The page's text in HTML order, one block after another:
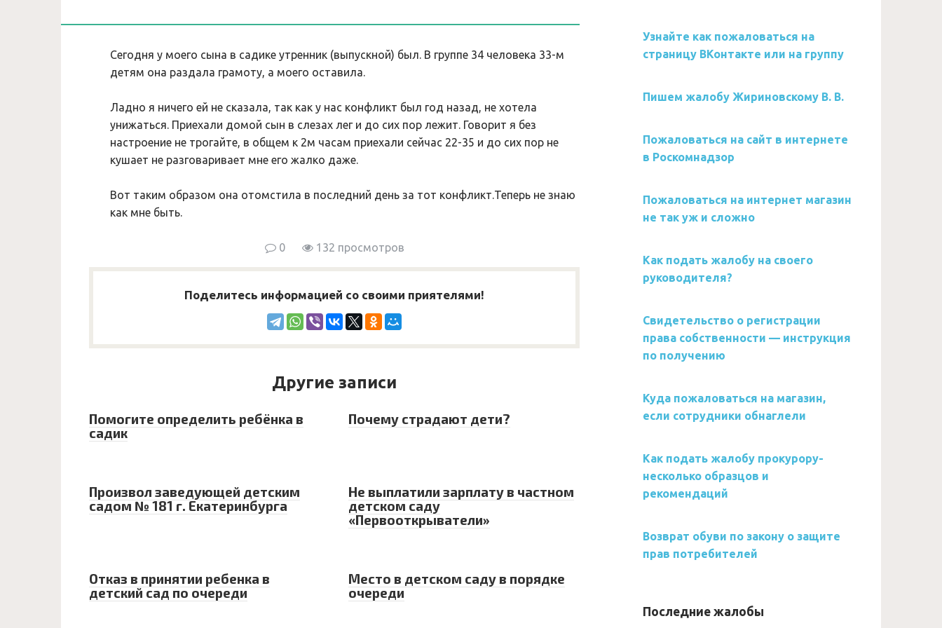
Сегодня у моего сына в садике утренник (выпускной) был. В группе 34 человека 33-м
детям она раздала грамоту, а моего оставила.
Ладно я ничего ей не сказала, так как у нас конфликт был год назад, не хотела
унижаться. Приехали домой сын в слезах лег и до сих пор лежит. Говорит я без
настроение не трогайте, в общем к 2м часам приехали сейчас 22-35 и до сих пор не
кушает не разговаривает мне его жалко даже.
Вот таким образом она отомстила в последний день за тот конфликт.Теперь не знаю
как мне быть.
0 132 просмотров
Поделитесь информацией со своими приятелями!
Другие записи
Помогите определить ребёнка в
садик
Почему страдают дети?
Произвол заведующей детским
садом № 181 г. Екатеринбурга
Не выплатили зарплату в частном
детском саду
«Первооткрыватели»
Отказ в принятии ребенка в
детский сад по очереди
Место в детском саду в порядке
очереди
Узнайте как пожаловаться на
страницу ВКонтакте или на группу
Пишем жалобу Жириновскому В. В.
Пожаловаться на сайт в интернете
в Роскомнадзор
Пожаловаться на интернет магазин
не так уж и сложно
Как подать жалобу на своего
руководителя?
Свидетельство о регистрации
права собственности — инструкция
по получению
Куда пожаловаться на магазин,
если сотрудники обнаглели
Как подать жалобу прокурору-
несколько образцов и
рекомендаций
Возврат обуви по закону о защите
прав потребителей
Последние жалобы